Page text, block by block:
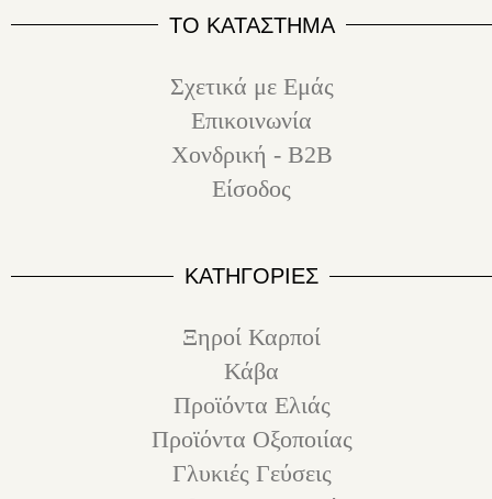
ΤΟ ΚΑΤΑΣΤΗΜΑ
Σχετικά με Εμάς
Επικοινωνία
Χονδρική - B2B
Είσοδος
ΚΑΤΗΓΟΡΙΕΣ
Ξηροί Καρποί
Κάβα
Προϊόντα Ελιάς
Προϊόντα Οξοποιίας
Γλυκιές Γεύσεις